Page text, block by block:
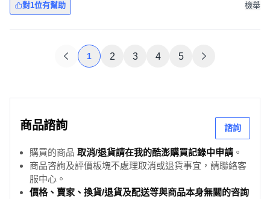
對1位有幫助 檢舉
1 2 3 4 5
商品諮詢 諮詢
購買的商品 取消/退貨請在我的酷澎購買記錄中申請 。
商品咨詢及評價板塊不處理取消或退貨事宜，請聯絡客
服中心。
價格、賣家、換貨/退貨及配送等與商品本身無關的咨詢